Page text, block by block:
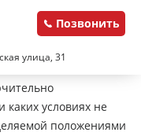
улица, 31
Позвонить
условиях не
положениями